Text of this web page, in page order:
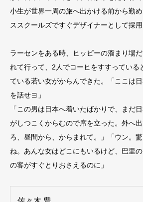
小生が世界一周の旅へ出かける前から勤
ススクールズですぐデザイナーとして採用
ラーセンをある時、ヒッピーの溜まり場
れて行って、2人でコーヒをすすっている
ている若い女がからんできた。「ここは
を話せヨ」
「この男は日本へ着いたばかりで、まだ
がしつこくからむので席を立った。外へ
ろ、昼間から、からまれて。」「ウン。
ね。あんな女はどこにもいるけど、巴里
の客がすぐとりおさえるのに」